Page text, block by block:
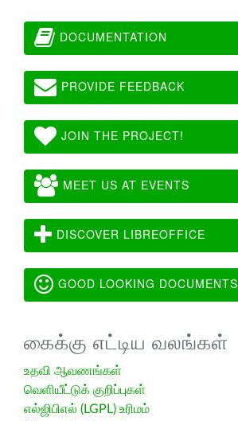
DOCUMENTATION
PROVIDE FEEDBACK
JOIN THE PROJECT!
MEET US AT EVENTS
DISCOVER LIBREOFFICE
GOOD LOOKING DOCUMENTS
கைக்கு எட்டிய வலங்கள்
உதவி ஆவணங்கள்
வெளியீட்டுக் குறிப்புகள்
எல்ஜிபிஎல் (LGPL) உரிமம்